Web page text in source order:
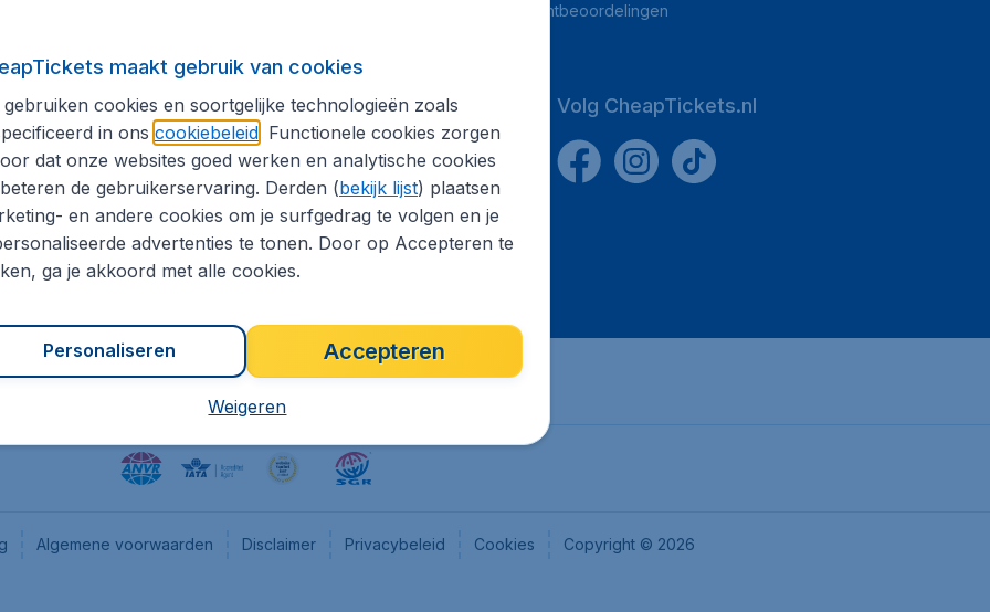
klantbeoordelingen
informatie
pers
Internationale sites
CheapTickets.be
Flugladen.de
CheapTickets.ch
CheapTickets.sg
Volg CheapTickets.nl
Algemene voorwaarden Disclaimer Privacybeleid Cookies Copyright © 2026
maakt gebruik van cookies
gebruiken cookies en soortgelijke technologieën zoals
in ons cookiebeleid. Functionele cookies zorgen
dat onze websites goed werken en analytische cookies
de gebruikerservaring. Derden (bekijk lijst) plaatsen
en andere cookies om je surfgedrag te volgen en je
advertenties te tonen. Door op Accepteren te
ga je akkoord met alle cookies.
Accepteren
Personaliseren
Weigeren